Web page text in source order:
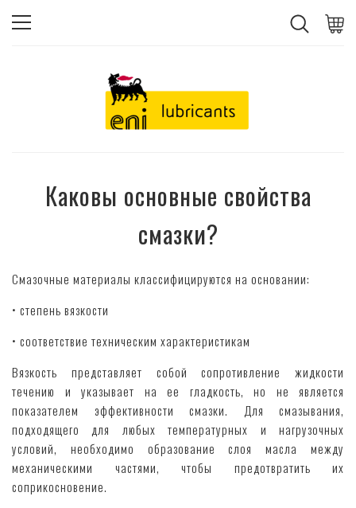
Каковы основные свойства
смазки?
Смазочные материалы классифицируются на основании:
• степень вязкости
• соответствие техническим характеристикам
Вязкость представляет собой сопротивление жидкости
течению и указывает на ее гладкость, но не является
показателем эффективности смазки. Для смазывания,
подходящего для любых температурных и нагрузочных
условий, необходимо образование слоя масла между
механическими частями, чтобы предотвратить их
соприкосновение.